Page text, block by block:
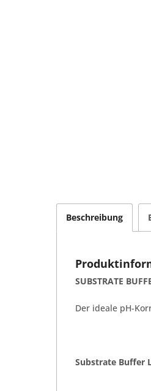
Beschreibung
SUBSTRATE
Der ideale pH-
Substrate Buffer